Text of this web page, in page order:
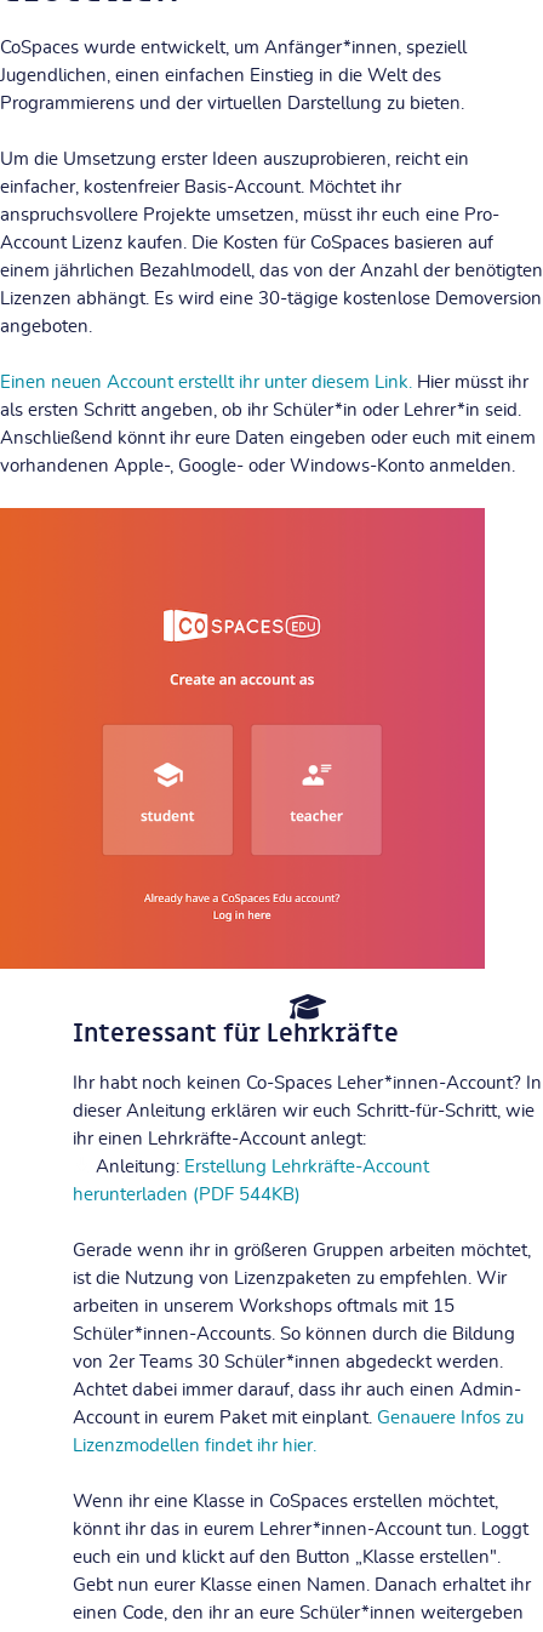
CoSpaces wurde entwickelt, um Anfänger*innen, speziell
Jugendlichen, einen einfachen Einstieg in die Welt des
Programmierens und der virtuellen Darstellung zu bieten.
Um die Umsetzung erster Ideen auszuprobieren, reicht ein
einfacher, kostenfreier Basis-Account. Möchtet ihr
anspruchsvollere Projekte umsetzen, müsst ihr euch eine Pro-
Account Lizenz kaufen. Die Kosten für CoSpaces basieren auf
einem jährlichen Bezahlmodell, das von der Anzahl der benötigten
Lizenzen abhängt. Es wird eine 30-tägige kostenlose Demoversion
angeboten.
Einen neuen Account erstellt ihr unter diesem Link. Hier müsst ihr
als ersten Schritt angeben, ob ihr Schüler*in oder Lehrer*in seid.
Anschließend könnt ihr eure Daten eingeben oder euch mit einem
vorhandenen Apple-, Google- oder Windows-Konto anmelden.
Interessant für Lehrkräfte
Ihr habt noch keinen Co-Spaces Leher*innen-Account? In
dieser Anleitung erklären wir euch Schritt-für-Schritt, wie
ihr einen Lehrkräfte-Account anlegt:
Anleitung: Erstellung Lehrkräfte-Account
herunterladen (PDF 544KB)
Gerade wenn ihr in größeren Gruppen arbeiten möchtet,
ist die Nutzung von Lizenzpaketen zu empfehlen. Wir
arbeiten in unserem Workshops oftmals mit 15
Schüler*innen-Accounts. So können durch die Bildung
von 2er Teams 30 Schüler*innen abgedeckt werden.
Achtet dabei immer darauf, dass ihr auch einen Admin-
Account in eurem Paket mit einplant. Genauere Infos zu
Lizenzmodellen findet ihr hier.
Wenn ihr eine Klasse in CoSpaces erstellen möchtet,
könnt ihr das in eurem Lehrer*innen-Account tun. Loggt
euch ein und klickt auf den Button „Klasse erstellen".
Gebt nun eurer Klasse einen Namen. Danach erhaltet ihr
einen Code, den ihr an eure Schüler*innen weitergeben